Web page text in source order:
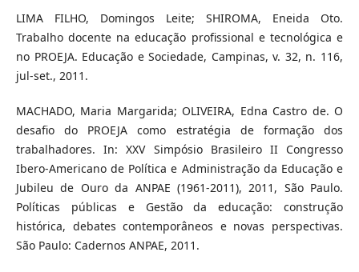
LIMA FILHO, Domingos Leite; SHIROMA, Eneida Oto.
Trabalho docente na educação profissional e tecnológica e
no PROEJA. Educação e Sociedade, Campinas, v. 32, n. 116,
jul-set., 2011.
MACHADO, Maria Margarida; OLIVEIRA, Edna Castro de. O
desafio do PROEJA como estratégia de formação dos
trabalhadores. In: XXV Simpósio Brasileiro II Congresso
Ibero-Americano de Política e Administração da Educação e
Jubileu de Ouro da ANPAE (1961-2011), 2011, São Paulo.
Políticas públicas e Gestão da educação: construção
histórica, debates contemporâneos e novas perspectivas.
São Paulo: Cadernos ANPAE, 2011.